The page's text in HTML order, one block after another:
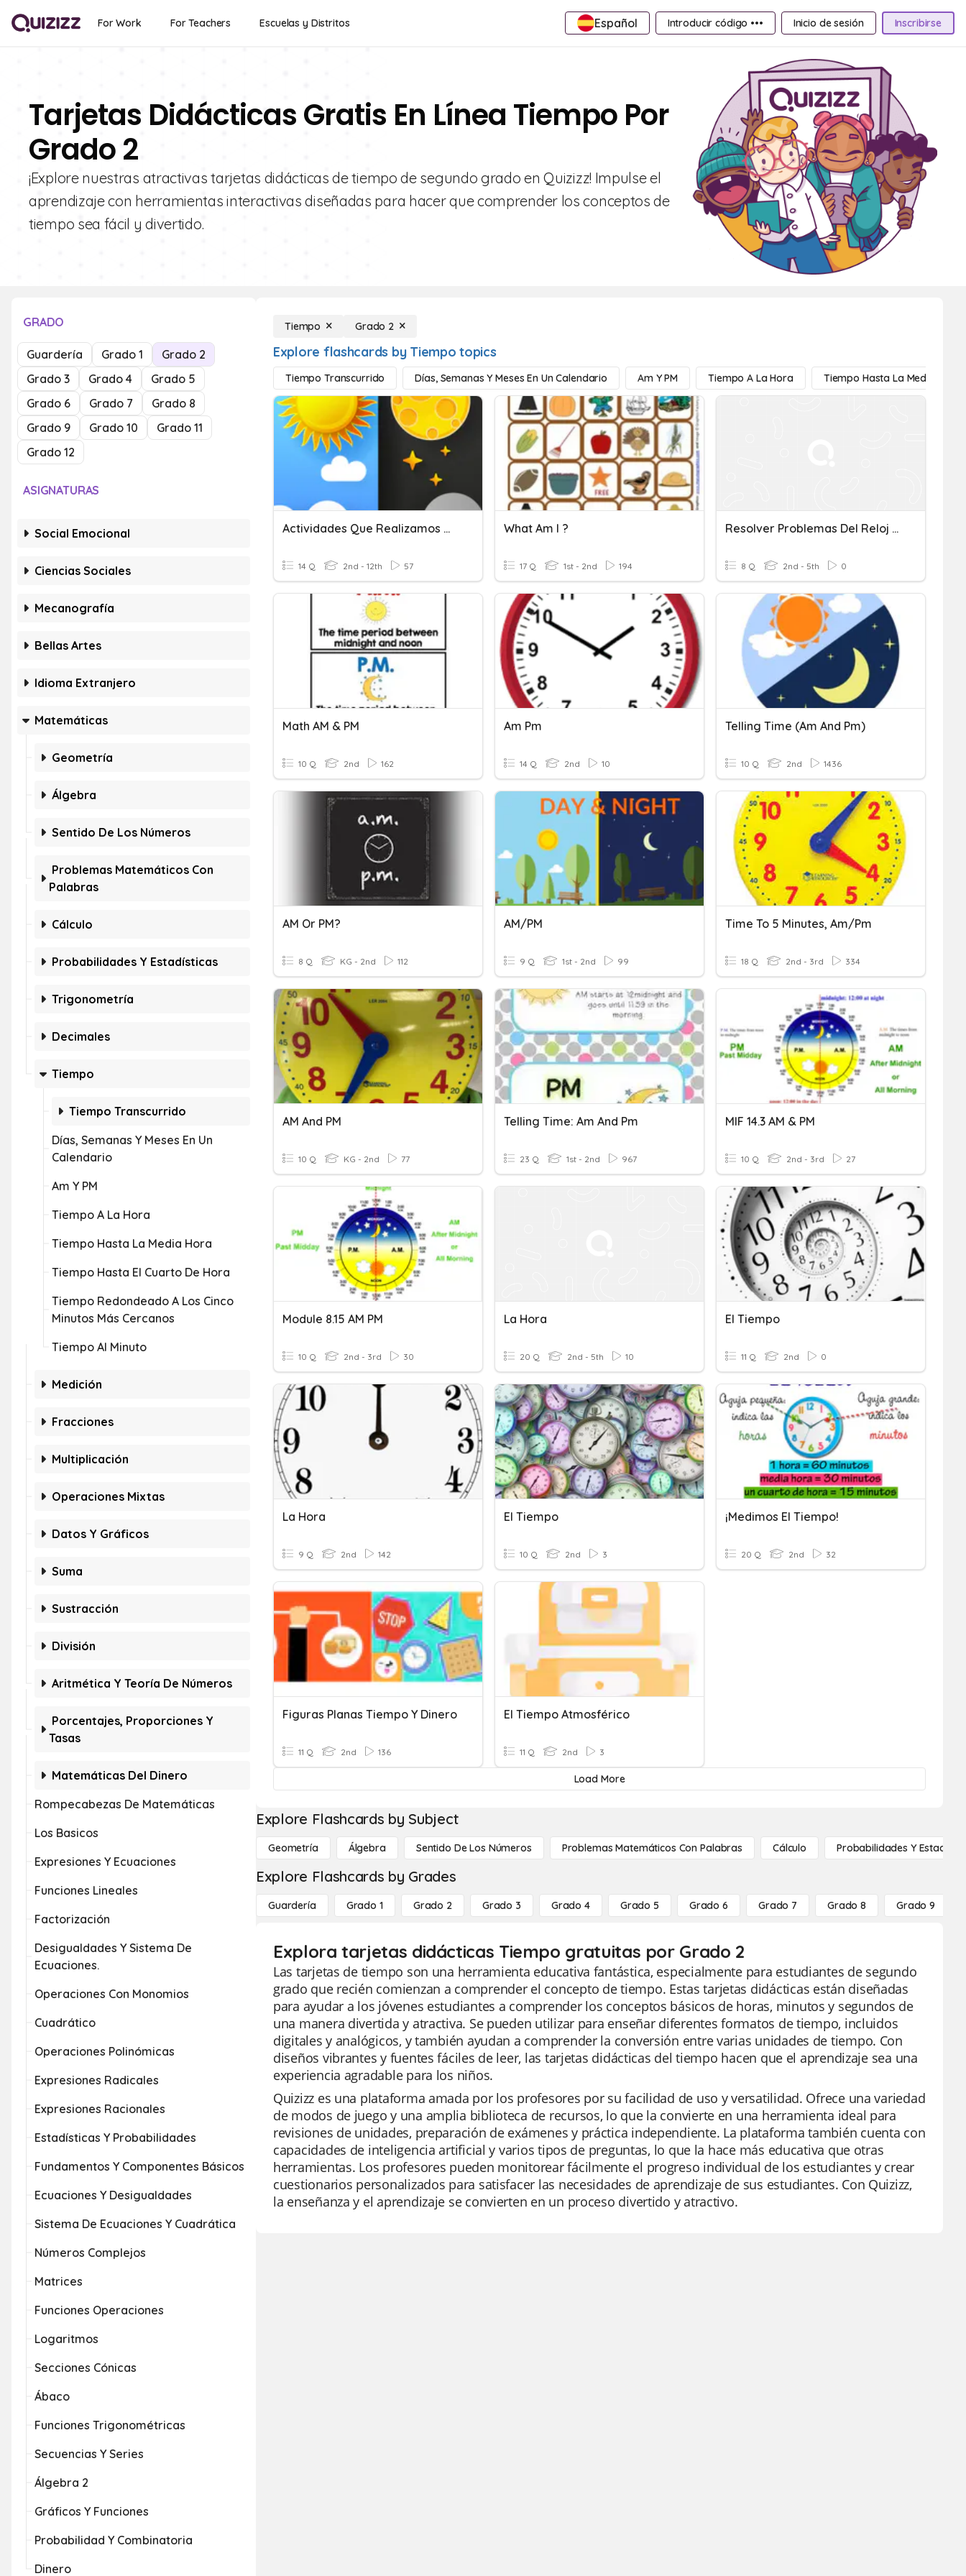
For Work For Teachers Escuelas y Distritos Español Introducir código ••• Inicio de sesión Inscribirse
Tarjetas Didácticas Gratis En Línea Tiempo Por
Grado 2
¡Explore nuestras atractivas tarjetas didácticas de tiempo de segundo grado en Quizizz! Impulse el
aprendizaje con herramientas interactivas diseñadas para hacer que comprender los conceptos de
tiempo sea fácil y divertido.
GRADO
Guardería Grado 1
Grado 2
Grado 3
Grado 4
Grado 5
Grado 6
Grado 7
Grado 8
Grado 9
Grado 10
Grado 11
Grado 12
ASIGNATURAS
Social Emocional
Ciencias Sociales
Mecanografía
Bellas Artes
Idioma Extranjero
Matemáticas
Geometría
Álgebra
Sentido De Los Números
Problemas Matemáticos Con
Palabras
Cálculo
Probabilidades Y Estadísticas
Trigonometría
Decimales
Tiempo
Tiempo Transcurrido
Días, Semanas Y Meses En Un
Calendario
Am Y PM
Tiempo A La Hora
Tiempo Hasta La Media Hora
Tiempo Hasta El Cuarto De Hora
Tiempo Redondeado A Los Cinco
Minutos Más Cercanos
Tiempo Al Minuto
Medición
Fracciones
Multiplicación
Operaciones Mixtas
Datos Y Gráficos
Suma
Sustracción
División
Aritmética Y Teoría De Números
Porcentajes, Proporciones Y
Tasas
Matemáticas Del Dinero
Rompecabezas De Matemáticas
Los Basicos
Expresiones Y Ecuaciones
Funciones Lineales
Factorización
Desigualdades Y Sistema De
Ecuaciones.
Operaciones Con Monomios
Cuadrático
Operaciones Polinómicas
Expresiones Radicales
Expresiones Racionales
Estadísticas Y Probabilidades
Fundamentos Y Componentes Básicos
Ecuaciones Y Desigualdades
Sistema De Ecuaciones Y Cuadrática
Números Complejos
Matrices
Funciones Operaciones
Logaritmos
Secciones Cónicas
Ábaco
Funciones Trigonométricas
Secuencias Y Series
Álgebra 2
Gráficos Y Funciones
Probabilidad Y Combinatoria
Dinero
Tiempo Grado 2
Explore flashcards by Tiempo topics
Tiempo Transcurrido Días, Semanas Y Meses En Un Calendario Am Y PM Tiempo A La Hora Tiempo Hasta La Media Hora
Actividades Que Realizamos Durante Los Periodos AM Y PM
14 Q 2nd - 12th 57
What Am I ?
17 Q 1st - 2nd 194
Resolver Problemas Del Reloj Con Am Y Pm.
8 Q 2nd - 5th 0
Math AM & PM
10 Q 2nd 162
Am Pm
14 Q 2nd 10
Telling Time (am And Pm)
10 Q 2nd 1436
AM Or PM?
8 Q KG - 2nd 112
AM/PM
9 Q 1st - 2nd 99
Time To 5 Minutes, Am/pm
18 Q 2nd - 3rd 334
AM And PM
10 Q KG - 2nd 77
Telling Time: Am And Pm
23 Q 1st - 2nd 967
MIF 14.3 AM & PM
10 Q 2nd - 3rd 27
Module 8.15 AM PM
10 Q 2nd - 3rd 30
La Hora
20 Q 2nd - 5th 10
El Tiempo
11 Q 2nd 0
La Hora
9 Q 2nd 142
El Tiempo
10 Q 2nd 3
¡Medimos El Tiempo!
20 Q 2nd 32
Figuras Planas Tiempo Y Dinero
11 Q 2nd 136
El Tiempo Atmosférico
11 Q 2nd 3
Load More
Explore Flashcards by Subject
Geometría Álgebra Sentido De Los Números Problemas Matemáticos Con Palabras Cálculo Probabilidades Y
Explore Flashcards by Grades
Guardería Grado 1 Grado 2 Grado 3 Grado 4 Grado 5 Grado 6 Grado 7 Grado 8 Grado 9
Explora tarjetas didácticas Tiempo gratuitas por Grado 2
Las tarjetas de tiempo son una herramienta educativa fantástica, especialmente para estudiantes de segundo
grado que recién comienzan a comprender el concepto de tiempo. Estas tarjetas didácticas están diseñadas
para ayudar a los jóvenes estudiantes a comprender los conceptos básicos de horas, minutos y segundos de
una manera divertida y atractiva. Se pueden utilizar para enseñar diferentes formatos de tiempo, incluidos
digitales y analógicos, y también ayudan a comprender la conversión entre varias unidades de tiempo. Con
diseños vibrantes y fuentes fáciles de leer, las tarjetas didácticas del tiempo hacen que el aprendizaje sea una
experiencia agradable para los niños.
Quizizz es una plataforma amada por los profesores por su facilidad de uso y versatilidad. Ofrece una variedad
de modos de juego y una amplia biblioteca de recursos, lo que la convierte en una herramienta ideal para
revisiones de unidades, preparación de exámenes y práctica independiente. La plataforma también cuenta con
capacidades de inteligencia artificial y varios tipos de preguntas, lo que la hace más educativa que otras
herramientas. Los profesores pueden monitorear fácilmente el progreso individual de los estudiantes y crear
cuestionarios personalizados para satisfacer las necesidades de aprendizaje de sus estudiantes. Con Quizizz,
la enseñanza y el aprendizaje se convierten en un proceso divertido y atractivo.